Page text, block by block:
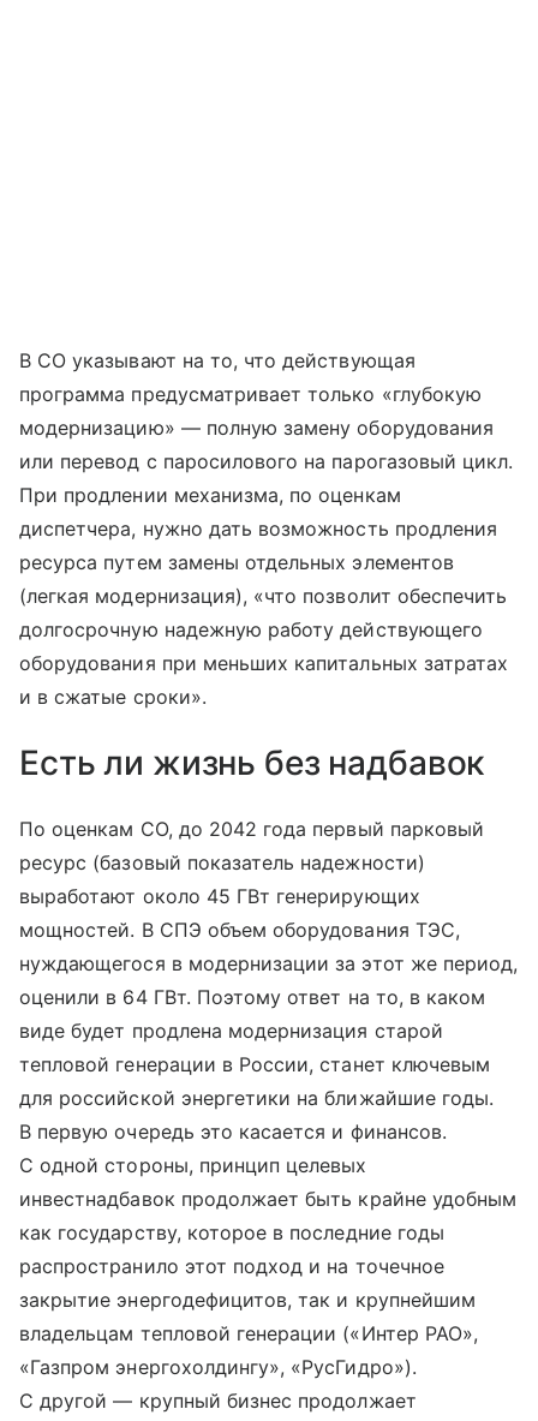
В СО указывают на то, что действующая
программа предусматривает только «глубокую
модернизацию» — полную замену оборудования
или перевод с паросилового на парогазовый цикл.
При продлении механизма, по оценкам
диспетчера, нужно дать возможность продления
ресурса путем замены отдельных элементов
(легкая модернизация), «что позволит обеспечить
долгосрочную надежную работу действующего
оборудования при меньших капитальных затратах
и в сжатые сроки».
Есть ли жизнь без надбавок
По оценкам СО, до 2042 года первый парковый
ресурс (базовый показатель надежности)
выработают около 45 ГВт генерирующих
мощностей. В СПЭ объем оборудования ТЭС,
нуждающегося в модернизации за этот же период,
оценили в 64 ГВт. Поэтому ответ на то, в каком
виде будет продлена модернизация старой
тепловой генерации в России, станет ключевым
для российской энергетики на ближайшие годы.
В первую очередь это касается и финансов.
С одной стороны, принцип целевых
инвестнадбавок продолжает быть крайне удобным
как государству, которое в последние годы
распространило этот подход и на точечное
закрытие энергодефицитов, так и крупнейшим
владельцам тепловой генерации («Интер РАО»,
«Газпром энергохолдингу», «РусГидро»).
С другой — крупный бизнес продолжает